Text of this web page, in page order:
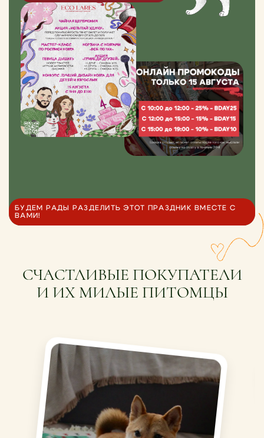
БУДЕМ РАДЫ РАЗДЕЛИТЬ ЭТОТ ПРАЗДНИК ВМЕСТЕ С
ВАМИ!
СЧАСТЛИВЫЕ ПОКУПАТЕЛИ
И ИХ МИЛЫЕ ПИТОМЦЫ
Плотный, красивая
расцветка, можно стирать,
уже подружился с роботом